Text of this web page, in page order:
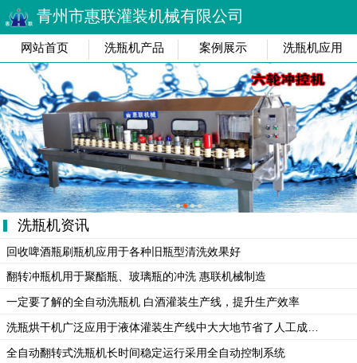
青州市惠联灌装机械有限公司
网站首页 洗瓶机产品 案例展示 洗瓶机应用
洗瓶机资讯
回收啤酒瓶刷瓶机应用于各种旧瓶型清洗效果好
翻转冲瓶机用于聚酯瓶、玻璃瓶的冲洗 惠联机械制造
一定要了解的全自动洗瓶机 白酒灌装生产线，提升生产效率
全自动翻转式洗瓶机长时间稳定运行采用全自动控制系统